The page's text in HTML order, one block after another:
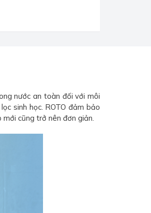
nước an toàn đối với môi
sinh học. ROTO đảm bảo
cũng trở nên đơn giản.